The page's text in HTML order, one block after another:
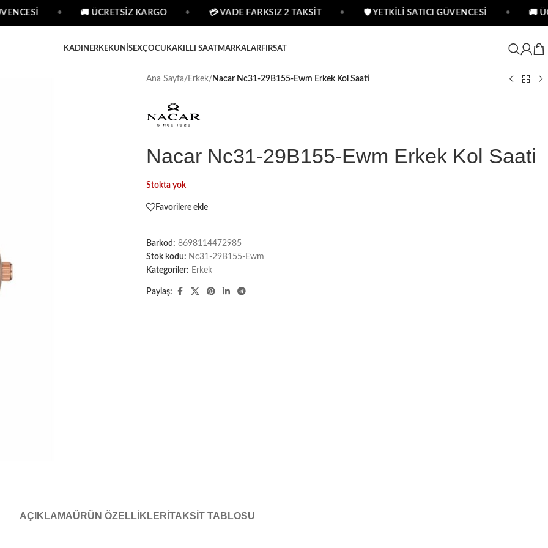
🚚 ÜCRETSİZ KARGO 💳 VADE FARKSIZ 2 TAKSİT 🛡 YETKİLİ SATICI GÜVENCESİ 🚚
KADIN ERKEKUNISEXÇOCUKAKILLI SAATMARKALARFIRSAT
Ana Sayfa/ Erkek/ Nacar Nc31-29B155-Ewm Erkek Kol Saati
Nacar Nc31-29B155-Ewm Erkek Kol Saati
Stokta yok
Favorilere ekle
Barkod: 8698114472985
Stok kodu: Nc31-29B155-Ewm
Kategoriler: Erkek
Paylaş:
AÇIKLAMAÜRÜN ÖZELLIKLERI TAKSIT TABLOSU